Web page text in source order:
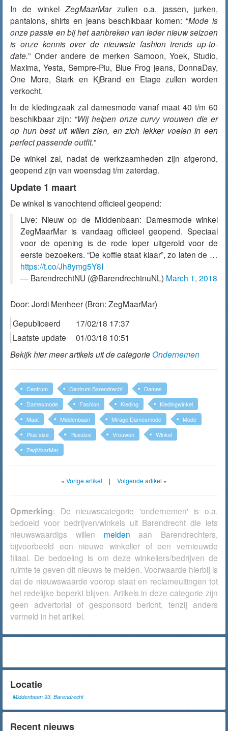
In de winkel ZegMaarMarzullen o.a. jassen, jurken,
pantalons, shirts en jeans beschikbaar komen: “Mode is
onze passie en bij het aanbreken van ieder nieuw seizoen
is onze kennis over de nieuwste fashion trends up-to-
date.” Onder andere de merken Samoon, Yoek, Studio,
Maxima, Yesta, Sempre-Piu, Blue Frog jeans, DonnaDay,
One More, Stark en KjBrand en Etage zullen worden
verkocht.
In de kledingzaak zal damesmode vanaf maat 40 t/m 60
beschikbaar zijn: “Wij helpen onze curvy vrouwen die er
op hun best uit willen zien, en zich lekker voelen in een
perfect passende outfit.”
De winkel zal, nadat de werkzaamheden zijn afgerond,
geopend zijn van woensdag t/m zaterdag.
Update 1 maart
De winkel is vanochtend officieel geopend:
Live: Nieuw op de Middenbaan: Damesmode winkel
ZegMaarMar is vandaag officieel geopend. Speciaal
voor de opening is de rode loper uitgerold voor de
eerste bezoekers. “De koffie staat klaar”, zo laten de …
https://t.co/Jh8ymg5Y8I
— BarendrechtNU (@BarendrechtnuNL) March 1, 2018
Door: Jordi Menheer (Bron: ZegMaarMar)
Gepubliceerd
17/02/18 17:37
Laatste update
01/03/18 10:51
Bekijk hier meer artikels uit de categorieOndernemen
Centrum Centrum Barendrecht
Dames
Damesmode
Fashion Kleding
Kledingwinkel
Maat
Middenbaan Mirage Damesmode
Mode
Plus size
Plussize Vrouwen
Winkel
ZegMaarMar
« Vorige artikel | Volgende artikel »
Opmerking: De nieuwscategorie 'ondernemen' is o.a.
bedoeld voor bedrijven/winkels uit Barendrecht die iets
nieuwswaardigs willen melden aan Barendrechters,
bijvoorbeeld een nieuwe winkelier of een vernieuwde
filiaal. De bedoeling is om deze winkeliers/bedrijven de
ruimte te geven dit nieuws te melden. Voorwaarde hierbij is
dat de nieuwswaarde voorop staat en reclameuitingen tot
het redelijke beperkt blijven. Artikels in deze categorie zijn
geen advertorial of gesponsord bericht, tenzij anders
vermeld in het artikel.
Locatie
Middenbaan 93, Barendrecht
Recent nieuws